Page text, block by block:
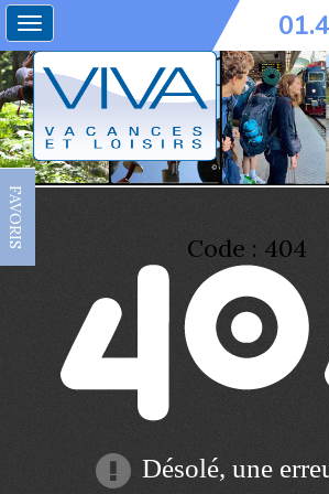
Toggle
navigation
FAVORIS Code : 404
Désolé, une